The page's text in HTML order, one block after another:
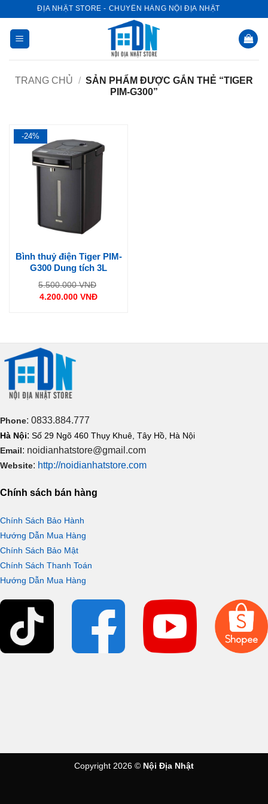
dung
NỘI ĐỊA NHẬT STORE - CHUYÊN HÀNG NỘI ĐỊA NHẬT
TRANG CHỦ / SẢN PHẨM ĐƯỢC GẮN THẺ “TIGER
PIM-G300”
-24%
Bình thuỷ điện Tiger PIM-
G300 Dung tích 3L
5.500.000VNĐ
4.200.000 VNĐ
Phone: 0833.884.777
Hà Nội: Số 29 Ngõ 460 Thụy Khuê, Tây Hồ, Hà Nội
Email: noidianhatstore@gmail.com
Website: http://noidianhatstore.com
Chính sách bán hàng
Chính Sách Bảo Hành
Hướng Dẫn Mua Hàng
Chính Sách Bảo Mật
Chính Sách Thanh Toán
Hướng Dẫn Mua Hàng
Copyright 2026 © Nội Địa Nhật